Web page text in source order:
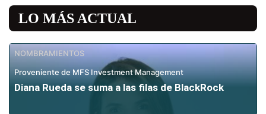
LO MÁS ACTUAL
NOMBRAMIENTOS
Proveniente de MFS Investment Management
Diana Rueda se suma a las filas de BlackRock